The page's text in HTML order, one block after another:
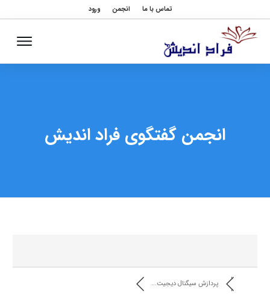
تماس با ما انجمن ورود
انجمن گفتگوی فراد اندیش
پردازش سیگنال دیجیت...